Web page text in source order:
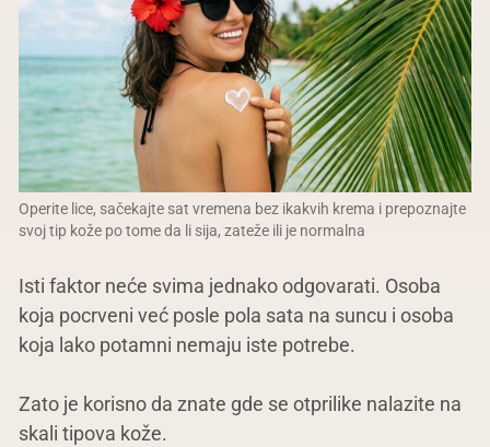
Operite lice, sačekajte sat vremena bez ikakvih krema i prepoznajte
svoj tip kože po tome da li sija, zateže ili je normalna
Isti faktor neće svima jednako odgovarati. Osoba
koja pocrveni već posle pola sata na suncu i osoba
koja lako potamni nemaju iste potrebe.
Zato je korisno da znate gde se otprilike nalazite na
skali tipova kože.